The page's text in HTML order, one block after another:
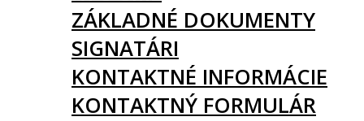
ZÁKLADNÉ DOKUMENTY
SIGNATÁRI
KONTAKTNÉ INFORMÁCIE
KONTAKTNÝ FORMULÁR